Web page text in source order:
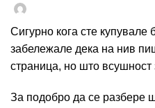
Сигурно кога сте купувале
забележале дека на нив
страница, но што всушност
За подобро да се разбере